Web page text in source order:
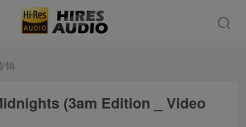
辑
(3am Edition _ Video